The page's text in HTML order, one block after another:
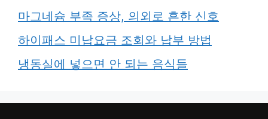
마그네슘 부족 증상, 의외로 흔한 신호
하이패스 미납요금 조회와 납부 방법
냉동실에 넣으면 안 되는 음식들